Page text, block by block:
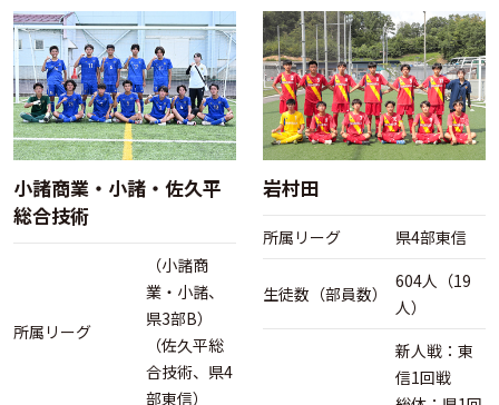
小諸商業・小諸・佐久平
総合技術
所属リーグ
（小諸商
業・小諸、
県3部B）
（佐久平総
合技術、県4
部東信）
岩村田
所属リーグ 県4部東信
生徒数（部員数）
604人（19
人）
新人戦：東
信1回戦